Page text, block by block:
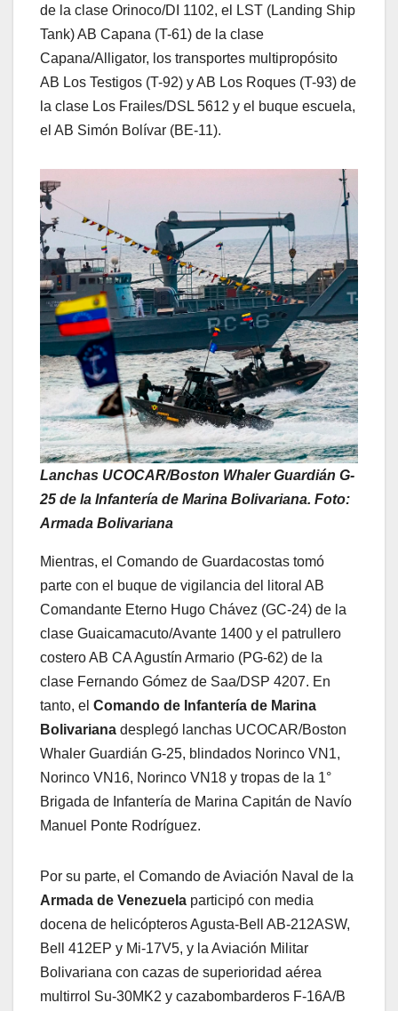
de la clase Orinoco/DI 1102, el LST (Landing Ship
Tank) AB Capana (T-61) de la clase
Capana/Alligator, los transportes multipropósito
AB Los Testigos (T-92) y AB Los Roques (T-93) de
la clase Los Frailes/DSL 5612 y el buque escuela,
el AB Simón Bolívar (BE-11).
Lanchas UCOCAR/Boston Whaler Guardián G-
25 de la Infantería de Marina Bolivariana. Foto:
Armada Bolivariana
Mientras, el Comando de Guardacostas tomó
parte con el buque de vigilancia del litoral AB
Comandante Eterno Hugo Chávez (GC-24) de la
clase Guaicamacuto/Avante 1400 y el patrullero
costero AB CA Agustín Armario (PG-62) de la
clase Fernando Gómez de Saa/DSP 4207. En
tanto, el Comando de Infantería de Marina
Bolivariana desplegó lanchas UCOCAR/Boston
Whaler Guardián G-25, blindados Norinco VN1,
Norinco VN16, Norinco VN18 y tropas de la 1°
Brigada de Infantería de Marina Capitán de Navío
Manuel Ponte Rodríguez.
Por su parte, el Comando de Aviación Naval de la
Armada de Venezuela participó con media
docena de helicópteros Agusta-Bell AB-212ASW,
Bell 412EP y Mi-17V5, y la Aviación Militar
Bolivariana con cazas de superioridad aérea
multirrol Su-30MK2 y cazabombarderos F-16A/B